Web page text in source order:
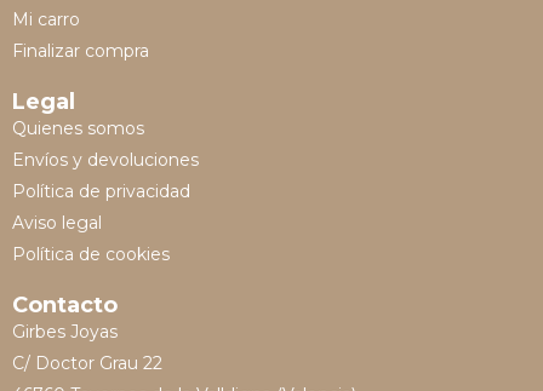
Mi carro
Finalizar compra
Legal
Quienes somos
Envíos y devoluciones
Política de privacidad
Aviso legal
Política de cookies
Contacto
Girbes Joyas
C/ Doctor Grau 22